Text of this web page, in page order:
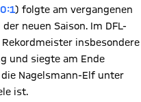
0:1) folgte am vergangenen
neuen Saison. Im DFL-
insbesondere
und siegte am Ende
Nagelsmann-Elf unter
ist.